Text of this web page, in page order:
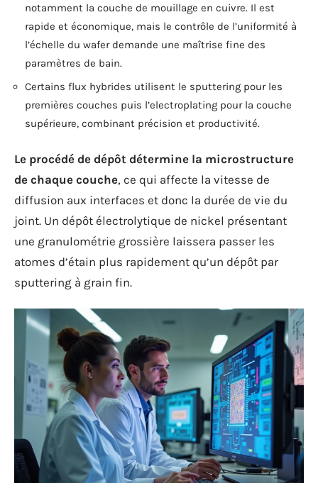
notamment la couche de mouillage en cuivre. Il est
rapide et économique, mais le contrôle de l’uniformité à
l’échelle du wafer demande une maîtrise fine des
paramètres de bain.
Certains flux hybrides utilisent le sputtering pour les
premières couches puis l’electroplating pour la couche
supérieure, combinant précision et productivité.
Le procédé de dépôt détermine la microstructure
de chaque couche, ce qui affecte la vitesse de
diffusion aux interfaces et donc la durée de vie du
joint. Un dépôt électrolytique de nickel présentant
une granulométrie grossière laissera passer les
atomes d’étain plus rapidement qu’un dépôt par
sputtering à grain fin.